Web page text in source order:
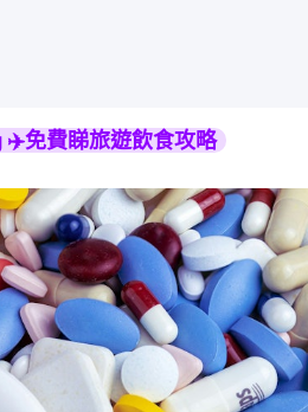
免費睇旅遊飲食攻略